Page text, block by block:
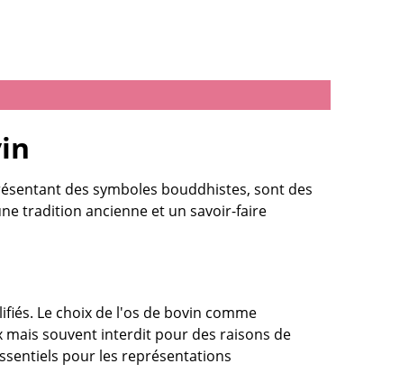
des symboles bouddhistes, sont des
tradition ancienne et un savoir-faire
Le choix de l'os de bovin comme
souvent interdit pour des raisons de
pour les représentations